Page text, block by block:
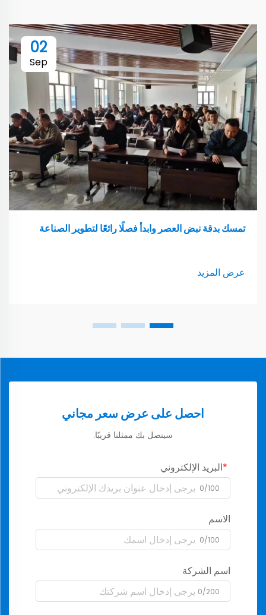
02
Sep
تمسك بدقة نبض العصر وابدأ فصلًا رائعًا لتطوير الصناعة
عرض المزيد
احصل على عرض سعر مجاني
سيتصل بك ممثلنا قريبًا.
البريد الإلكتروني
0/100
الاسم
0/100
اسم الشركة
0/200